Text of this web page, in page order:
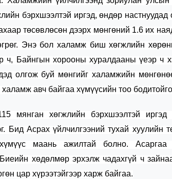
бэрхшээлтэй иргэд, өндөр настнуудад
төсөвлөсөн дээрх мөнгөний 1.6 их
Энэ бол халамж биш хөгжлийн
ч, Байнгын хорооны хуралдааны үеэр ч
олгож буй мөнгийг халамжийн
авч байгаа хүмүүсийн тоо
мянган хөгжлийн бэрхшээлтэй иргэд
Бид Асрах үйлчилгээний тухай хуулийн
маань ажилтай болно.
Биеийн хөдөлмөр эрхэлж чадахгүй ч
цар хүрээтэйгээр харж байгаа.